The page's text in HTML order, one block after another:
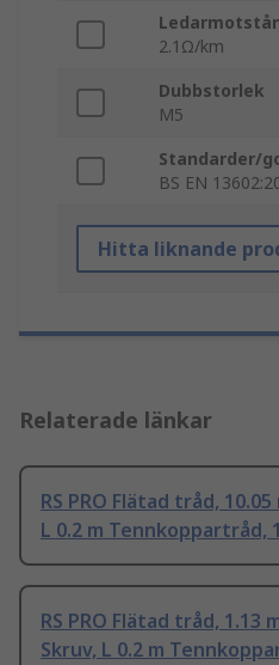
2.1Ω/km
Dubbstorlek
M5
Standarder/
BS EN
Hitta liknande
Relaterade länkar
RS PRO Flätad tråd, 10.05
L 0.2 m Tennkoppartråd,
RS PRO Flätad tråd, 1.13
Skruv, L 0.2 m